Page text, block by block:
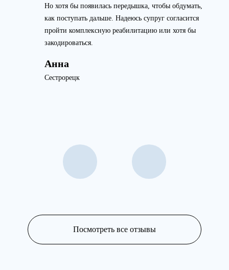
Но хотя бы появилась передышка, чтобы обдумать,
как поступать дальше. Надеюсь супруг согласится
пройти комплексную реабилитацию или хотя бы
закодироваться.
Анна
Сестрорецк
Посмотреть все отзывы